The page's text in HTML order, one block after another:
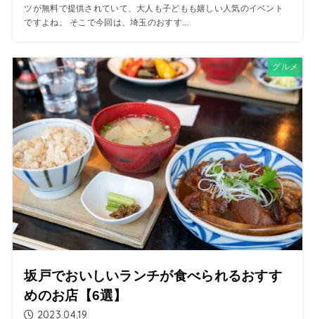
ツが無料で提供されていて、大人も子どもも嬉しい人気のイベント
ですよね。 そこで今回は、埼玉のおすす...
グルメ
坂戸でおいしいランチが食べられるおすす
めのお店【6選】
2023.04.19